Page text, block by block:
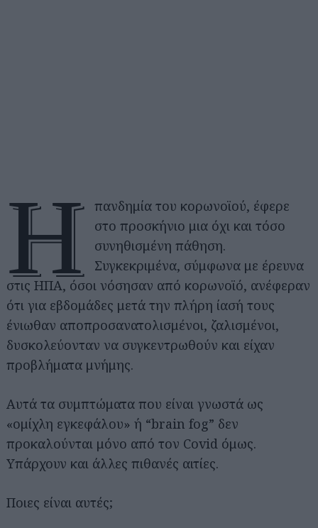
H
πανδημία του κορωνοϊού, έφερε
στο προσκήνιο μια όχι και τόσο
συνηθισμένη πάθηση.
Συγκεκριμένα, σύμφωνα με έρευνα
στις ΗΠΑ, όσοι νόσησαν από κορωνοϊό, ανέφεραν
ότι για εβδομάδες μετά την πλήρη ίασή τους
ένιωθαν αποπροσανατολισμένοι, ζαλισμένοι,
δυσκολεύονταν να συγκεντρωθούν και είχαν
προβλήματα μνήμης.
Αυτά τα συμπτώματα που είναι γνωστά ως
«ομίχλη εγκεφάλου» ή “brain fog” δεν
προκαλούνται μόνο από τον Covid όμως.
Υπάρχουν και άλλες πιθανές αιτίες.
Ποιες είναι αυτές;